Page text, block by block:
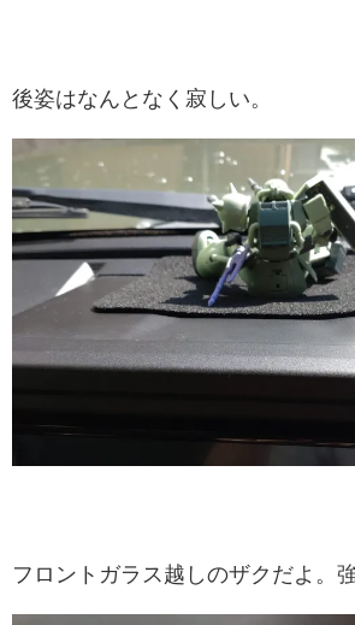
後姿はなんとなく寂しい。
フロントガラス越しのザクだよ。強